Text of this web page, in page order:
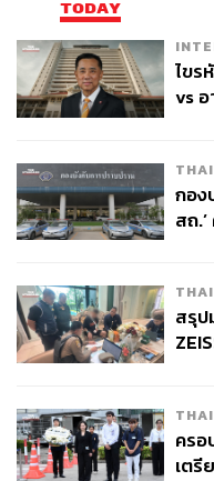
TODAY
ไขร
vs อ
กอง
สถ
สรุป
จ่าย
ครอ
เตรี